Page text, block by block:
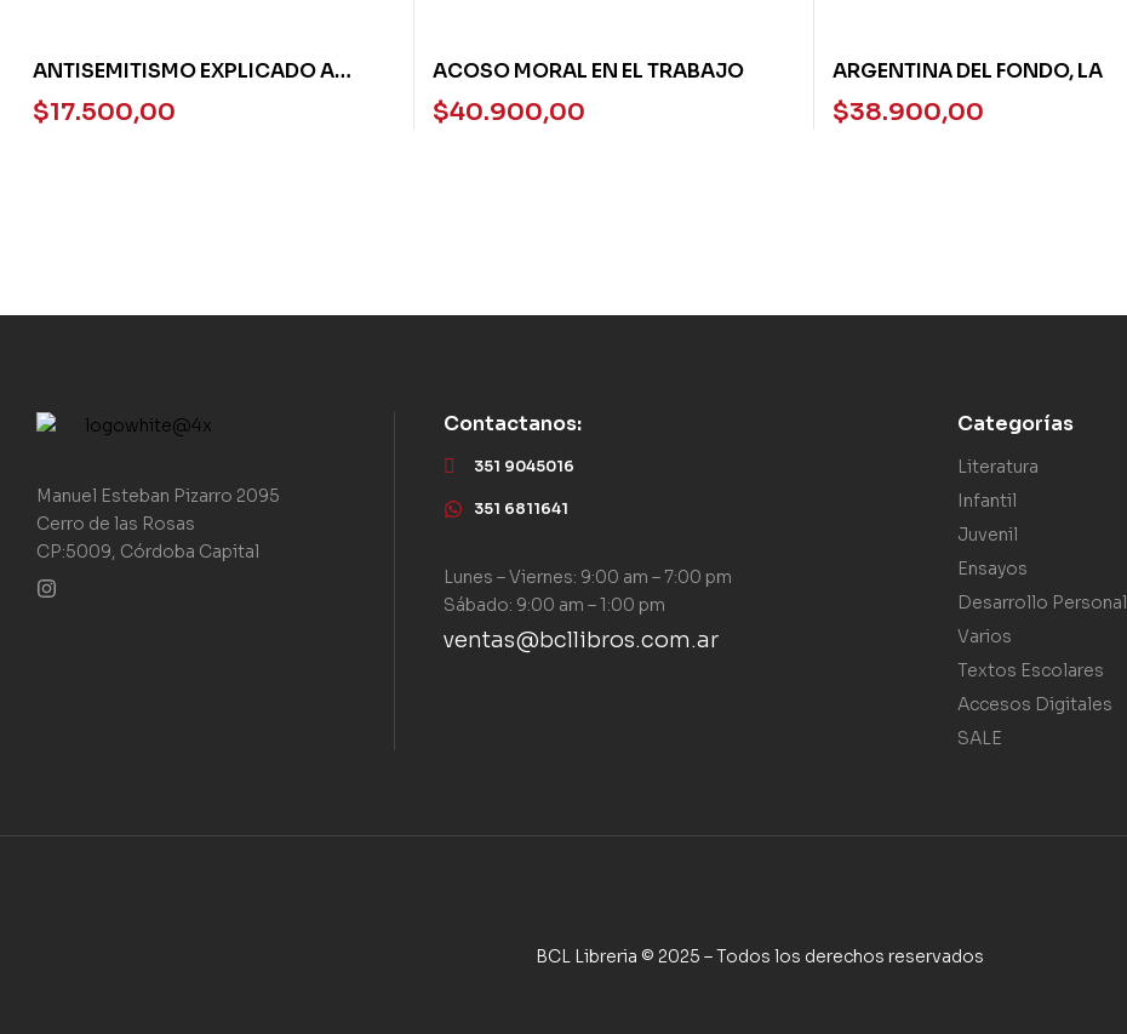
ANTISEMITISMO EXPLICADO A
JOVENES, EL
$17.500,00
ACOSO MORAL EN EL TRABAJO
$40.900,00
ARGENTINA DEL FONDO, LA
$38.900,00
Manuel Esteban Pizarro 2095
Cerro de las Rosas
CP:5009, Córdoba Capital
Contactanos:
351 9045016
351 6811641
Lunes – Viernes: 9:00 am – 7:00 pm
Sábado: 9:00 am – 1:00 pm
ventas@bcllibros.com.ar
Categorías
Literatura
Infantil
Juvenil
Ensayos
Desarrollo Personal
Varios
Textos Escolares
Accesos Digitales
SALE
BCL Libreria © 2025 – Todos los derechos reservados